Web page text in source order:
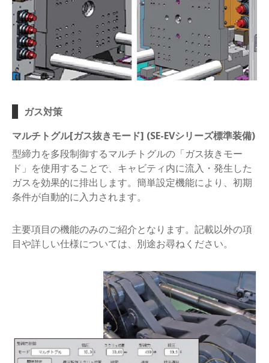
ガス対策
マルチトグル[ガス抜きモード] (SE-EVシリーズ標準装備)
型締力を多段制御するマルチトグルの「ガス抜きモー
ド」を使用することで、キャビティ内に流入・発生した
ガスを効果的に排出します。簡単設定機能により、初期
条件が自動的に入力されます。
主要項目の機能のみのご紹介となります。記載以外の項
目や詳しい仕様については、別途お尋ねください。